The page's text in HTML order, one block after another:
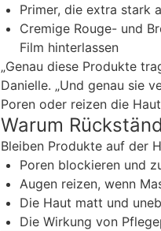
Primer, die extra stark
Cremige Rouge- und
Film hinterlassen
„Genau diese Produkte
Danielle. „Und genau sie
Poren oder reizen die
Warum
Bleiben Produkte auf der
Poren blockieren und
Augen reizen, wenn
Die Haut matt und
Die Wirkung von